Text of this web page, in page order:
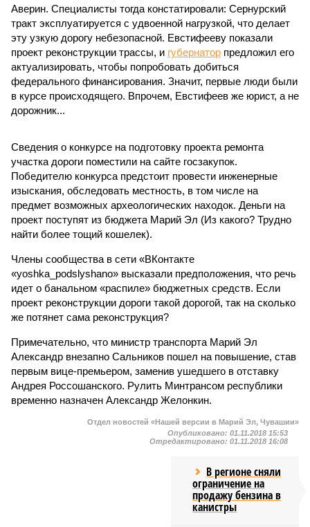
Аверин. Специалисты тогда констатировали: Сернурский
тракт эксплуатируется с удвоенной нагрузкой, что делает
эту узкую дорогу небезопасной. Евстифееву показали
проект реконструкции трассы, и губернатор предложил его
актуализировать, чтобы попробовать добиться
федерального финансирования. Значит, первые люди были
в курсе происходящего. Впрочем, Евстифеев же юрист, а не
дорожник...
Сведения о конкурсе на подготовку проекта ремонта
участка дороги поместили на сайте госзакупок.
Победителю конкурса предстоит провести инженерные
изыскания, обследовать местность, в том числе на
предмет возможных археологических находок. Деньги на
проект поступят из бюджета Марий Эл (Из какого? Трудно
найти более тощий кошелек).
Члены сообщества в сети «ВКонтакте
«yoshka_podslyshano» высказали предположения, что речь
идет о банальном «распиле» бюджетных средств. Если
проект реконструкции дороги такой дорогой, так на сколько
же потянет сама реконструкция?
Примечательно, что министр транспорта Марий Эл
Александр внезапно Сальников пошел на повышение, став
первым вице-премьером, заменив ушедшего в отставку
Андрея Россошанского. Рулить Минтрансом республики
временно назначен Александр Желонкин.
Отдел новостей «Нашей версии в Марий Эл, Чувашии»
Опубликовано: 01.11.2018 15:53
Отредактировано: 01.11.2018 16:08
В регионе сняли
ограничение на
продажу бензина в
канистры